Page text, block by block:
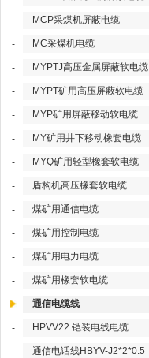
- MCP采煤机屏蔽电缆
- MC采煤机电缆
- MYPTJ高压金属屏蔽软电缆
- MYPT矿用高压屏蔽软电缆
- MYP矿用屏蔽移动软电缆
- MY矿用井下移动橡套电缆
- MYQ矿用轻型橡套软电缆
- 盾构机高压橡套软电缆
- 煤矿用通信电缆
- 煤矿用控制电缆
- 煤矿用电力电缆
- 煤矿用橡套软电缆
通信电缆线
- HPVV22 铠装电线电缆
- 通信电话线HBYV-J2*2*0.5